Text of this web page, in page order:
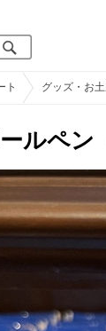
ト グッズ・お
ルペン